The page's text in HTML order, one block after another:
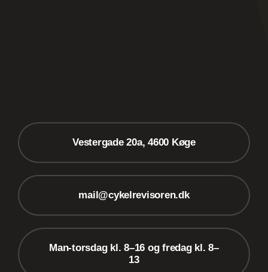
Vestergade 20a, 4600 Køge
mail@cykelrevisoren.dk
Man-torsdag kl. 8–16 og fredag kl. 8–
13